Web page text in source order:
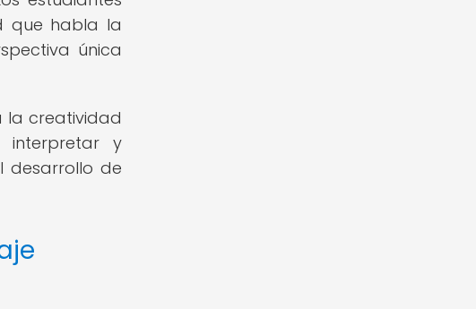
que habla la
única
la creatividad
interpretar y
desarrollo de